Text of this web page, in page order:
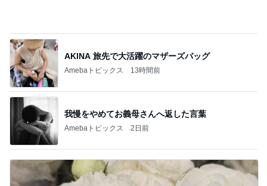
我慢をやめてお義母さんへ返した言葉
Amebaトピックス 2日前